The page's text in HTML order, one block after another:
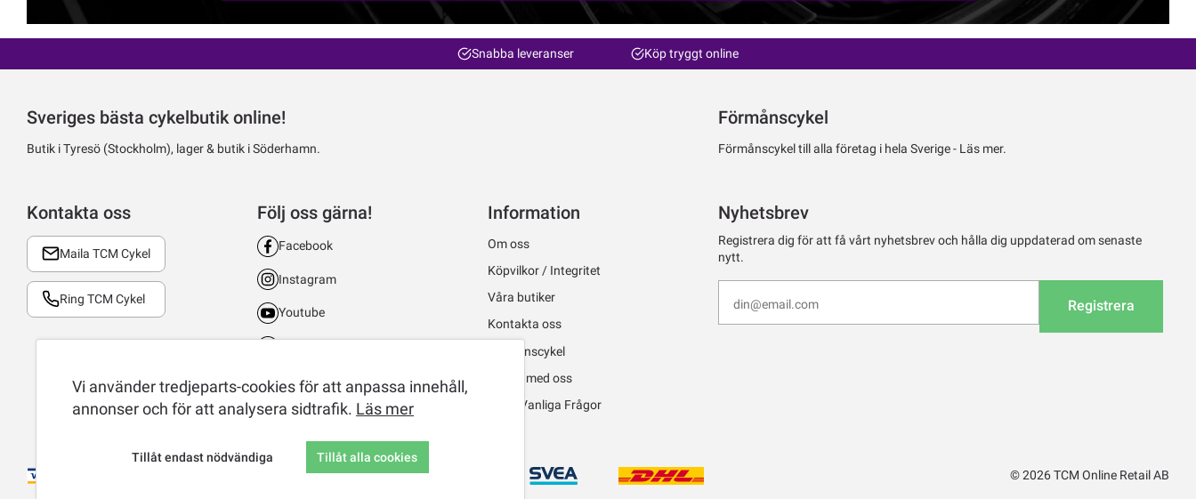
Snabba leveranser Köp tryggt online
Sveriges bästa cykelbutik online!
Butik i Tyresö (Stockholm), lager & butik i Söderhamn.
Förmånscykel
Förmånscykel till alla företag i hela Sverige - Läs mer.
Kontakta oss
Maila TCM Cykel
Ring TCM Cykel
Följ oss gärna!
Facebook
Instagram
Youtube
TikTok
Information
Om oss
Köpvilkor / Integritet
Våra butiker
Kontakta oss
Förmånscykel
Jobba med oss
FAQ - Vanliga Frågor
Nyhetsbrev
Registrera dig för att få vårt nyhetsbrev och hålla dig uppdaterad om senaste
nytt.
Registrera
© 2026 TCM Online Retail AB
Vi använder tredjeparts-cookies för att anpassa innehåll,
annonser och för att analysera sidtrafik. Läs mer
Tillåt endast nödvändiga Tillåt alla cookies